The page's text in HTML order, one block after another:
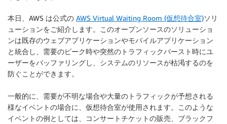
本日、AWS は公式の AWS Virtual Waiting Room (仮想待合室)ソリ
ューションをご紹介します。このオープンソースのソリューショ
ンは既存のウェブアプリケーションやモバイルアプリケーション
と統合し、需要のピーク時や突然のトラフィックバースト時にユ
ーザーをバッファリングし、システムのリソースが枯渇するのを
防ぐことができます。
一般的に、需要が不明な場合や大量のトラフィックが予想される
様なイベントの場合に、仮想待合室が使用されます。このような
イベントの例としては、コンサートチケットの販売、ブラックフ